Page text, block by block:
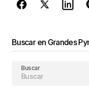
Tu dirección de
publicada. Los
Buscar en Grandes
Buscar